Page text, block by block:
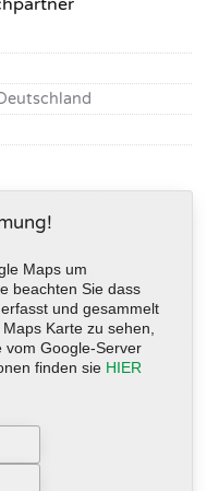
haug.de
Maps um
beachten Sie dass
und gesammelt
Karte zu sehen,
vom Google-Server
finden sie HIER